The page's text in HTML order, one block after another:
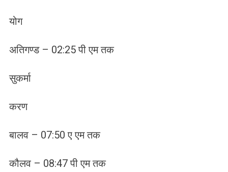
योग
अतिगण्ड – 02:25 पी एम तक
सुकर्मा
करण
बालव – 07:50 ए एम तक
कौलव – 08:47 पी एम तक